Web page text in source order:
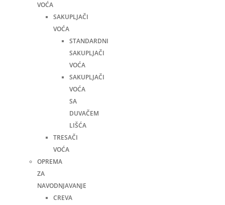
VOĆA
SAKUPLJAČI
VOĆA
STANDARDNI
SAKUPLJAČI
VOĆA
SAKUPLJAČI
VOĆA
SA
DUVAČEM
LIŠĆA
TRESAČI
VOĆA
OPREMA
ZA
NAVODNJAVANJE
CREVA